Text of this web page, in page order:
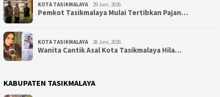
KOTA TASIKMALAYA 29 Juni, 2026
Pemkot Tasikmalaya Mulai Tertibkan Pajan…
KOTA TASIKMALAYA 28 Juni, 2026
Wanita Cantik Asal Kota Tasikmalaya Hila…
KABUPATEN TASIKMALAYA